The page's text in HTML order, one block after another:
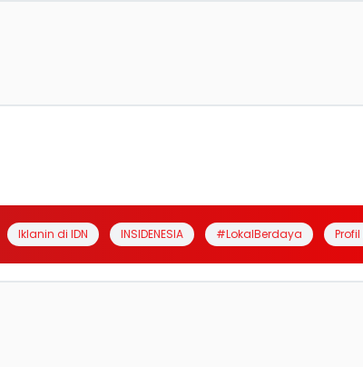
Iklanin di IDN INSIDENESIA #LokalBerdaya